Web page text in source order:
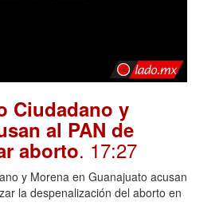
Ciudadano y
al PAN de
aborto. 17:27
y Morena en Guanajuato acusan
la despenalización del aborto en